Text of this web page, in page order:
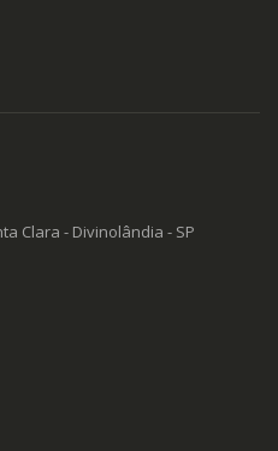
Clara - Divinolândia - SP